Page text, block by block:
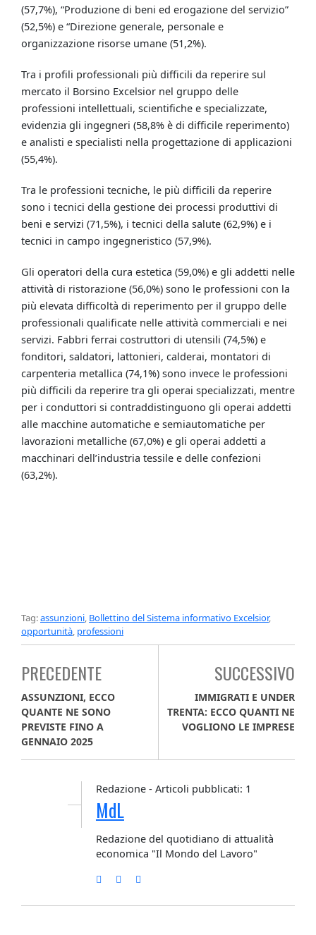
(57,7%), “Produzione di beni ed erogazione del servizio”
(52,5%) e “Direzione generale, personale e
organizzazione risorse umane (51,2%).
Tra i profili professionali più difficili da reperire sul
mercato il Borsino Excelsior nel gruppo delle
professioni intellettuali, scientifiche e specializzate,
evidenzia gli ingegneri (58,8% è di difficile reperimento)
e analisti e specialisti nella progettazione di applicazioni
(55,4%).
Tra le professioni tecniche, le più difficili da reperire
sono i tecnici della gestione dei processi produttivi di
beni e servizi (71,5%), i tecnici della salute (62,9%) e i
tecnici in campo ingegneristico (57,9%).
Gli operatori della cura estetica (59,0%) e gli addetti nelle
attività di ristorazione (56,0%) sono le professioni con la
più elevata difficoltà di reperimento per il gruppo delle
professionali qualificate nelle attività commerciali e nei
servizi. Fabbri ferrai costruttori di utensili (74,5%) e
fonditori, saldatori, lattonieri, calderai, montatori di
carpenteria metallica (74,1%) sono invece le professioni
più difficili da reperire tra gli operai specializzati, mentre
per i conduttori si contraddistinguono gli operai addetti
alle macchine automatiche e semiautomatiche per
lavorazioni metalliche (67,0%) e gli operai addetti a
macchinari dell’industria tessile e delle confezioni
(63,2%).
Tag:assunzioni, Bollettino del Sistema informativo Excelsior,
opportunità, professioni
PRECEDENTE
ASSUNZIONI, ECCO
QUANTE NE SONO
PREVISTE FINO A
GENNAIO 2025
SUCCESSIVO
IMMIGRATI E UNDER
TRENTA: ECCO QUANTI NE
VOGLIONO LE IMPRESE
Redazione - Articoli pubblicati: 1
MdL
Redazione del quotidiano di attualità
economica "Il Mondo del Lavoro"